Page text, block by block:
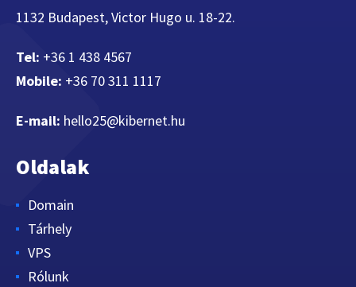
1132 Budapest, Victor Hugo u. 18-22.
Tel: +36 1 438 4567
Mobile: +36 70 311 1117
E-mail: hello25@kibernet.hu
Oldalak
Domain
Tárhely
VPS
Rólunk